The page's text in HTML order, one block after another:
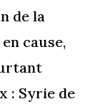
de la
cause,
: Syrie de